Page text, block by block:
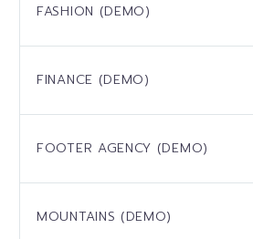
FASHION (DEMO)
FINANCE (DEMO)
FOOTER AGENCY (DEMO)
MOUNTAINS (DEMO)